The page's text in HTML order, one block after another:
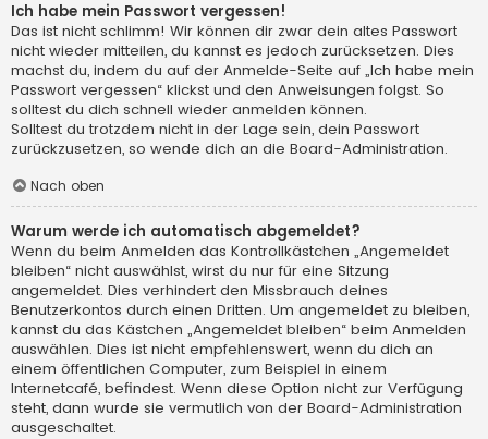
Ich habe mein Passwort vergessen!
Das ist nicht schlimm! Wir können dir zwar dein altes Passwort
nicht wieder mitteilen, du kannst es jedoch zurücksetzen. Dies
machst du, indem du auf der Anmelde-Seite auf „Ich habe mein
Passwort vergessen“ klickst und den Anweisungen folgst. So
solltest du dich schnell wieder anmelden können.
Solltest du trotzdem nicht in der Lage sein, dein Passwort
zurückzusetzen, so wende dich an die Board-Administration.
Nach oben
Warum werde ich automatisch abgemeldet?
Wenn du beim Anmelden das Kontrollkästchen „Angemeldet
bleiben“ nicht auswählst, wirst du nur für eine Sitzung
angemeldet. Dies verhindert den Missbrauch deines
Benutzerkontos durch einen Dritten. Um angemeldet zu bleiben,
kannst du das Kästchen „Angemeldet bleiben“ beim Anmelden
auswählen. Dies ist nicht empfehlenswert, wenn du dich an
einem öffentlichen Computer, zum Beispiel in einem
Internetcafé, befindest. Wenn diese Option nicht zur Verfügung
steht, dann wurde sie vermutlich von der Board-Administration
ausgeschaltet.